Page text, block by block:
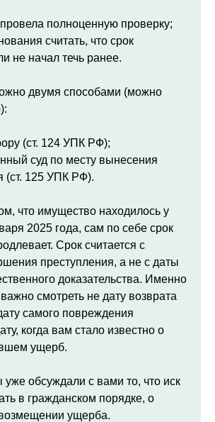
полноценную проверку;
считать, что срок
не начал течь ранее.
двумя способами (можно
(ст. 124 УПК РФ);
суд по месту вынесения
(ст. 125 УПК РФ).
что имущество находилось у
2025 года, сам по себе срок
Срок считается с
преступления, а не с даты
доказательства. Именно
смотреть не дату возврата
самого повреждения
когда вам стало известно о
ущерб.
обсуждали с вами то, что иск
в гражданском порядке, о
ущерба.